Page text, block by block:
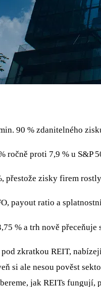
90 % zdanitelného
ročně proti 7,9 % u S&P
přestože zisky firem
payout ratio a
% a trh nově
zkratkou REIT,
si ale nesou pověst
jak REITs